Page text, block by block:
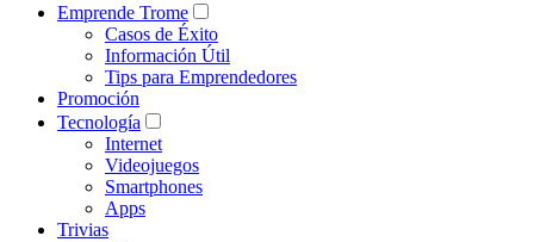
Emprende Trome
Casos de Éxito
Información Útil
Tips para Emprendedores
Promoción
Tecnología
Internet
Videojuegos
Smartphones
Apps
Trivias